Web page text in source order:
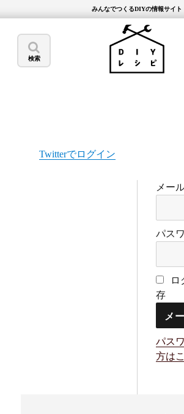
みんなでつくるDIYの情報サイト
検索
Twitterでログイン
メー
パス
ロ
存
パス
方は